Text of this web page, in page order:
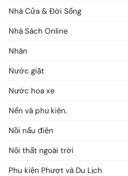
Nhà Cửa & Đời Sống
Nhà Sách Online
Nhãn
Nước giặt
Nước hoa xe
Nến và phụ kiện.
Nồi nấu điện
Nội thất ngoài trời
Phu kiện Phượt và Du Lịch